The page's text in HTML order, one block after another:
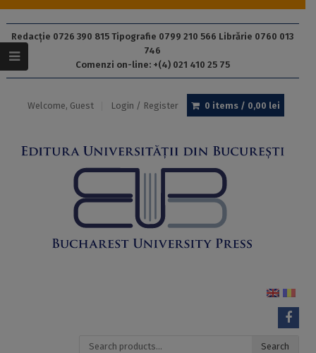
Redacție 0726 390 815 Tipografie 0799 210 566 Librărie 0760 013
746
Comenzi on-line: +(4) 021 410 25 75
Welcome, Guest Login / Register 0 items / 0,00 lei
Search
Search